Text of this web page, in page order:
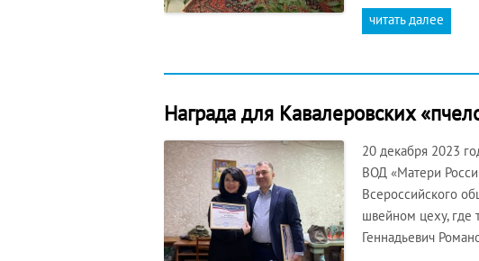
читать далее
Награда для Кавалеровских
20 декабря 2023
ВОД «Матери
Всероссийского
швейном цеху, где
Геннадьевич